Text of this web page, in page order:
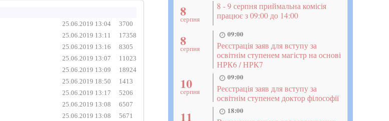
25.06.2019 13:04 3700
25.06.2019 13:11 17358
25.06.2019 13:16 8305
25.06.2019 13:07 11023
25.06.2019 13:09 18924
25.06.2019 18:50 1413
25.06.2019 13:17 5206
25.06.2019 13:08 6507
25.06.2019 13:08 5671
8
серпня
8 - 9 серпня приймальна комісія
працює з 09:00 до 14:00
8
серпня
09:00
Реєстрація заяв для вступу за
освітнім ступенем магістр на основі
НРК6 / НРК7
10
серпня
09:00
Реєстрація заяв для вступу за
освітнім ступенем доктор філософії
11 18:00